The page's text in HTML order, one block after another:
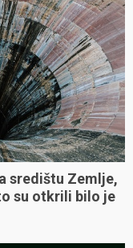
središtu Zemlje,
su otkrili bilo je